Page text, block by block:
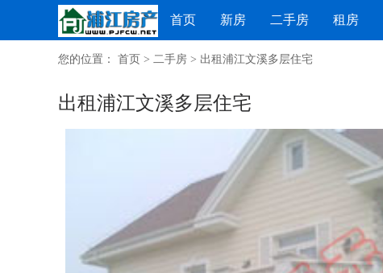
首页 新房 二手房 租房
您的位置： 首页 > 二手房 > 出租浦江文溪多层住宅
出租浦江文溪多层住宅